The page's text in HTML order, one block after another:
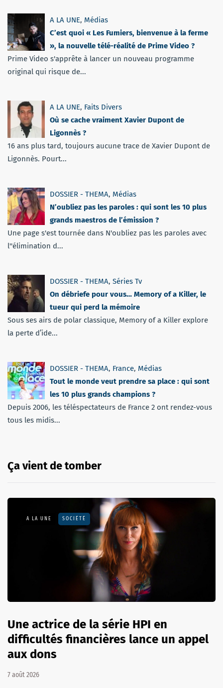
A LA UNE, Médias
C’est quoi « Les Fumiers, bienvenue à la ferme
», la nouvelle télé-réalité de Prime Video ?
Prime Video s'apprête à lancer un nouveau programme
original qui risque de...
A LA UNE, Faits Divers
Où se cache vraiment Xavier Dupont de
Ligonnès ?
16 ans plus tard, toujours aucune trace de Xavier Dupont de
Ligonnès. Pourt...
DOSSIER - THEMA, Médias
N’oubliez pas les paroles : qui sont les 10 plus
grands maestros de l’émission ?
Une page s'est tournée dans N'oubliez pas les paroles avec
l''élimination d...
DOSSIER - THEMA, Séries Tv
On débriefe pour vous… Memory of a Killer, le
tueur qui perd la mémoire
Sous ses airs de polar classique, Memory of a Killer explore
la perte d’ide...
DOSSIER - THEMA, France, Médias
Tout le monde veut prendre sa place : qui sont
les 10 plus grands champions ?
Depuis 2006, les téléspectateurs de France 2 ont rendez-vous
tous les midis...
Ça vient de tomber
A LA UNE SOCIÉTÉ
Une actrice de la série HPI en
difficultés financières lance un appel
aux dons
7 août 2026